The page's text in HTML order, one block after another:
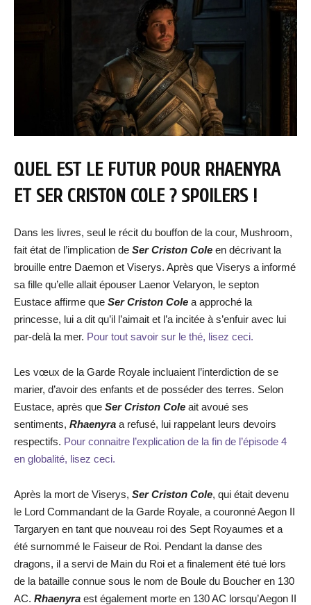
QUEL EST LE FUTUR POUR RHAENYRA
ET SER CRISTON COLE ? SPOILERS !
Dans les livres, seul le récit du bouffon de la cour, Mushroom,
fait état de l’implication de Ser Criston Cole en décrivant la
brouille entre Daemon et Viserys. Après que Viserys a informé
sa fille qu’elle allait épouser Laenor Velaryon, le septon
Eustace affirme que Ser Criston Cole a approché la
princesse, lui a dit qu’il l’aimait et l’a incitée à s’enfuir avec lui
par-delà la mer. Pour tout savoir sur le thé, lisez ceci.
Les vœux de la Garde Royale incluaient l’interdiction de se
marier, d’avoir des enfants et de posséder des terres. Selon
Eustace, après que Ser Criston Cole ait avoué ses
sentiments, Rhaenyra a refusé, lui rappelant leurs devoirs
respectifs. Pour connaitre l’explication de la fin de l’épisode 4
en globalité, lisez ceci.
Après la mort de Viserys, Ser Criston Cole, qui était devenu
le Lord Commandant de la Garde Royale, a couronné Aegon II
Targaryen en tant que nouveau roi des Sept Royaumes et a
été surnommé le Faiseur de Roi. Pendant la danse des
dragons, il a servi de Main du Roi et a finalement été tué lors
de la bataille connue sous le nom de Boule du Boucher en 130
AC. Rhaenyra est également morte en 130 AC lorsqu’Aegon II